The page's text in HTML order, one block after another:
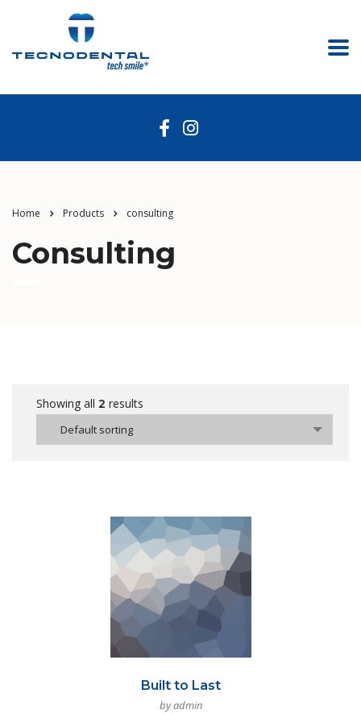
Home Products consulting
Consulting
Showing all 2 results
Default sorting
Built to Last
by admin